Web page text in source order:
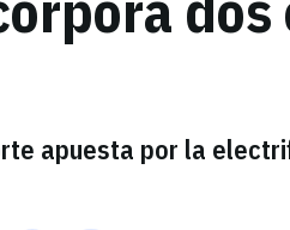
apuesta por la